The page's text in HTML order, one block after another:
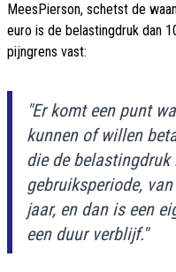
MeesPierson, schetst de
euro is de belastingdruk dan
pijngrens vast:
"Er komt een punt
kunnen of willen
die de belastingdruk
gebruiksperiode,
jaar, en dan is een
een duur verblijf."